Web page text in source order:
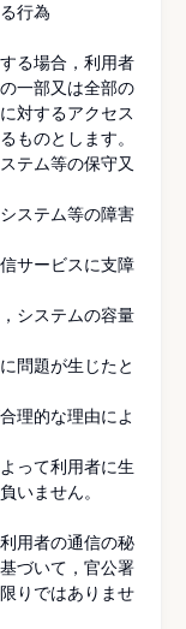
行為
る場合，利用者
一部又は全部の
対するアクセス
ものとします。
テム等の保守又
ステム等の障害
サービスに支障
システムの容量
問題が生じたと
理的な理由によ
って利用者に生
いません。
用者の通信の秘
づいて，官公署
りではありませ